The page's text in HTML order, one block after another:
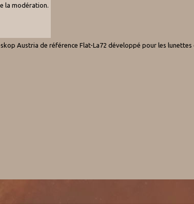
la modération.
Austria de référence Flat-La72 développé pour les